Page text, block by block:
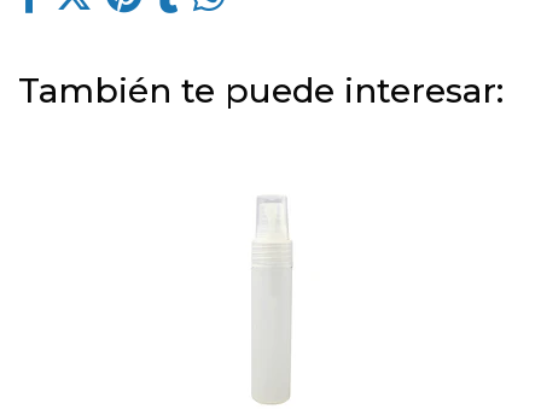
También te puede interesar: